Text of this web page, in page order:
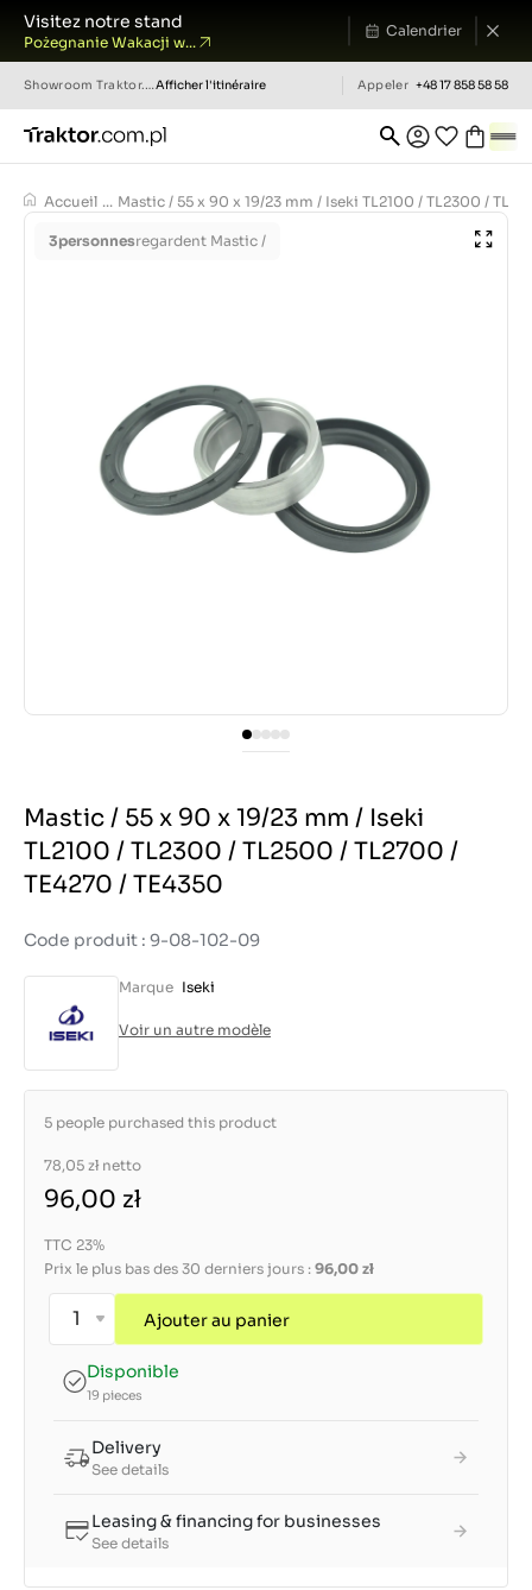
Visitez notre stand
Pożegnanie Wakacji w...
Calendrier
Showroom Traktor.com.pl Afficher l'itinéraire Appeler +48 17 858 58 58
Accueil ... Mastic / 55 x 90 x 19/23 mm / Iseki TL2100 / TL2300 /
3personnesregardent Mastic /
Mastic / 55 x 90 x 19/23 mm / Iseki
TL2100 / TL2300 / TL2500 / TL2700 /
TE4270 / TE4350
Code produit : 9-08-102-09
Marque Iseki
Voir un autre modèle
5 people purchased this product
78,05 zł netto
96,00 zł
TTC 23%
Prix le plus bas des 30 derniers jours : 96,00 zł
Ajouter au panier
Disponible
19 pieces
Delivery
See details
Leasing & financing for businesses
See details